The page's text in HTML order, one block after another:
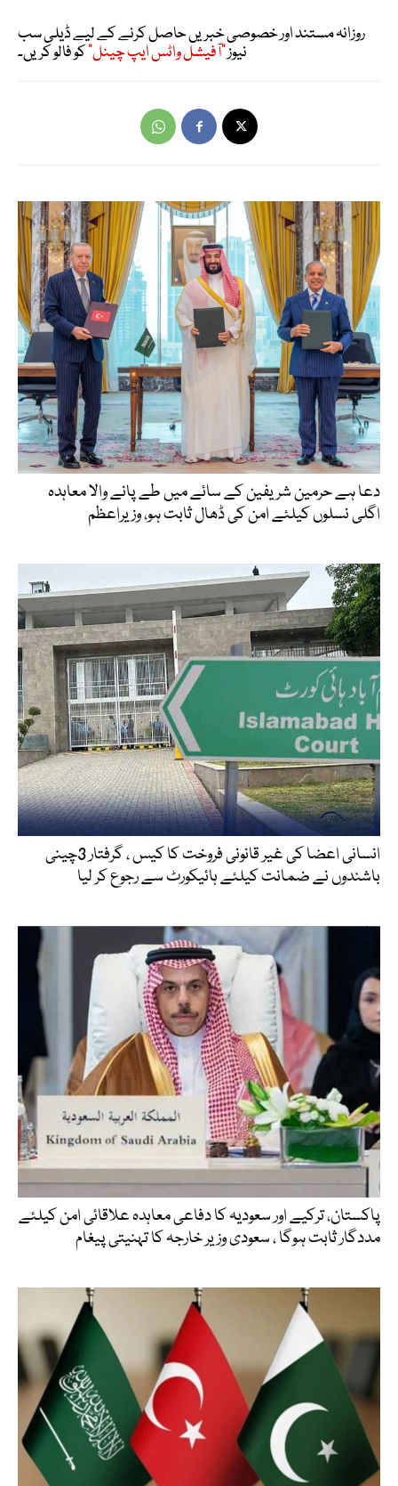
روزانہ مستند اور خصوصی خبریں حاصل کرنے کے لیے ڈیلی سب
نیوز"آفیشل واٹس ایپ چینل"کو فالو کریں۔
دعا ہے حرمین شریفین کے سائے میں طے پانے والا معاہدہ
اگلی نسلوں کیلئے امن کی ڈھال ثابت ہو، وزیراعظم
انسانی اعضا کی غیر قانونی فروخت کا کیس ، گرفتار 3چینی
باشندوں نے ضمانت کیلئے ہائیکورٹ سے رجوع کر لیا
پاکستان، ترکیے اور سعودیہ کا دفاعی معاہدہ علاقائی امن کیلئے
مددگار ثابت ہوگا ، سعودی وزیر خارجہ کا تہنیتی پیغام